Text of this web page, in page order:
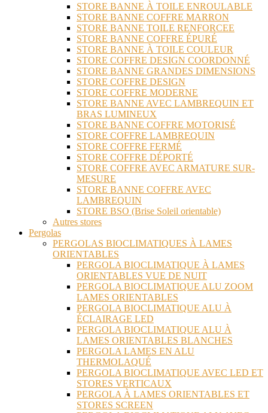
STORE BANNE À TOILE ENROULABLE
STORE BANNE COFFRE MARRON
STORE BANNE TOILE RENFORCEE
STORE BANNE COFFRE ÉPURÉ
STORE BANNE À TOILE COULEUR
STORE COFFRE DESIGN COORDONNÉ
STORE BANNE GRANDES DIMENSIONS
STORE COFFRE DESIGN
STORE COFFRE MODERNE
STORE BANNE AVEC LAMBREQUIN ET
BRAS LUMINEUX
STORE BANNE COFFRE MOTORISÉ
STORE COFFRE LAMBREQUIN
STORE COFFRE FERMÉ
STORE COFFRE DÉPORTÉ
STORE COFFRE AVEC ARMATURE SUR-
MESURE
STORE BANNE COFFRE AVEC
LAMBREQUIN
STORE BSO (Brise Soleil orientable)
Autres stores
Pergolas
PERGOLAS BIOCLIMATIQUES À LAMES
ORIENTABLES
PERGOLA BIOCLIMATIQUE À LAMES
ORIENTABLES VUE DE NUIT
PERGOLA BIOCLIMATIQUE ALU ZOOM
LAMES ORIENTABLES
PERGOLA BIOCLIMATIQUE ALU À
ÉCLAIRAGE LED
PERGOLA BIOCLIMATIQUE ALU À
LAMES ORIENTABLES BLANCHES
PERGOLA LAMES EN ALU
THERMOLAQUÉ
PERGOLA BIOCLIMATIQUE AVEC LED ET
STORES VERTICAUX
PERGOLA À LAMES ORIENTABLES ET
STORES SCREEN